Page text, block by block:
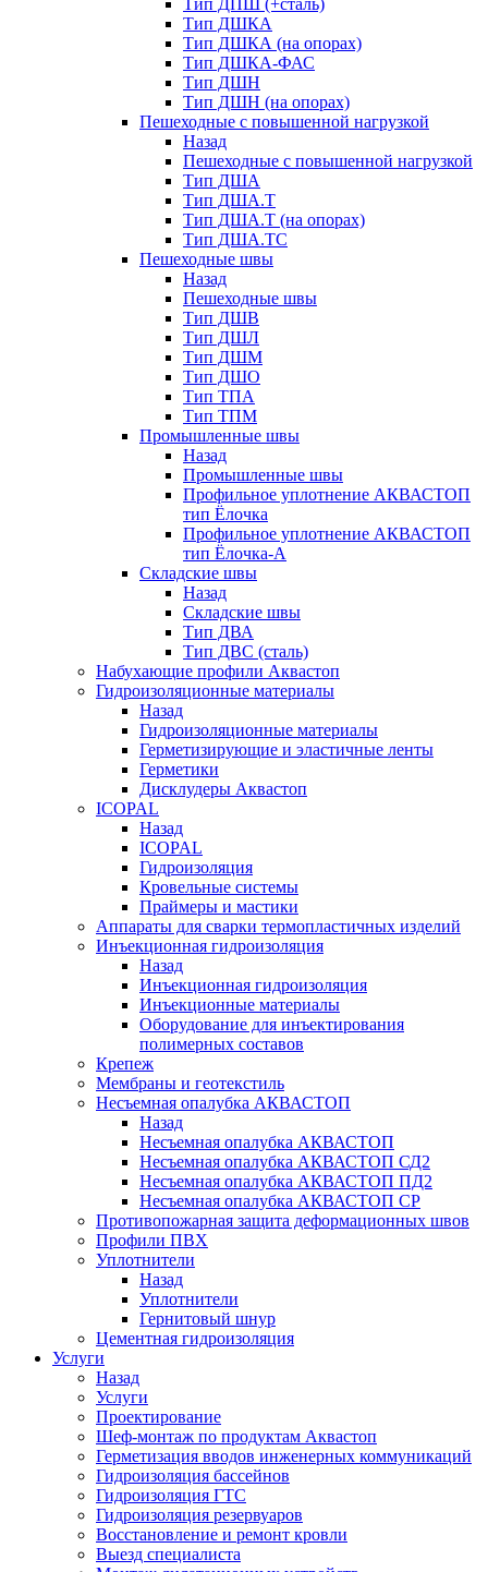
Тип ДПШ (+сталь)
Тип ДШКА
Тип ДШКА (на опорах)
Тип ДШКА-ФАС
Тип ДШН
Тип ДШН (на опорах)
Пешеходные с повышенной нагрузкой
Назад
Пешеходные с повышенной нагрузкой
Тип ДША
Тип ДША.Т
Тип ДША.Т (на опорах)
Тип ДША.ТС
Пешеходные швы
Назад
Пешеходные швы
Тип ДШВ
Тип ДШЛ
Тип ДШМ
Тип ДШО
Тип ТПА
Тип ТПМ
Промышленные швы
Назад
Промышленные швы
Профильное уплотнение АКВАСТОП
тип Ёлочка
Профильное уплотнение АКВАСТОП
тип Ёлочка-А
Складские швы
Назад
Складские швы
Тип ДВА
Тип ДВС (сталь)
Набухающие профили Аквастоп
Гидроизоляционные материалы
Назад
Гидроизоляционные материалы
Герметизирующие и эластичные ленты
Герметики
Дисклудеры Аквастоп
ICOPAL
Назад
ICOPAL
Гидроизоляция
Кровельные системы
Праймеры и мастики
Аппараты для сварки термопластичных изделий
Инъекционная гидроизоляция
Назад
Инъекционная гидроизоляция
Инъекционные материалы
Оборудование для инъектирования
полимерных составов
Крепеж
Мембраны и геотекстиль
Несъемная опалубка АКВАСТОП
Назад
Несъемная опалубка АКВАСТОП
Несъемная опалубка АКВАСТОП СД2
Несъемная опалубка АКВАСТОП ПД2
Несъемная опалубка АКВАСТОП СР
Противопожарная защита деформационных швов
Профили ПВХ
Уплотнители
Назад
Уплотнители
Гернитовый шнур
Цементная гидроизоляция
Услуги
Назад
Услуги
Проектирование
Шеф-монтаж по продуктам Аквастоп
Герметизация вводов инженерных коммуникаций
Гидроизоляция бассейнов
Гидроизоляция ГТС
Гидроизоляция резервуаров
Восстановление и ремонт кровли
Выезд специалиста